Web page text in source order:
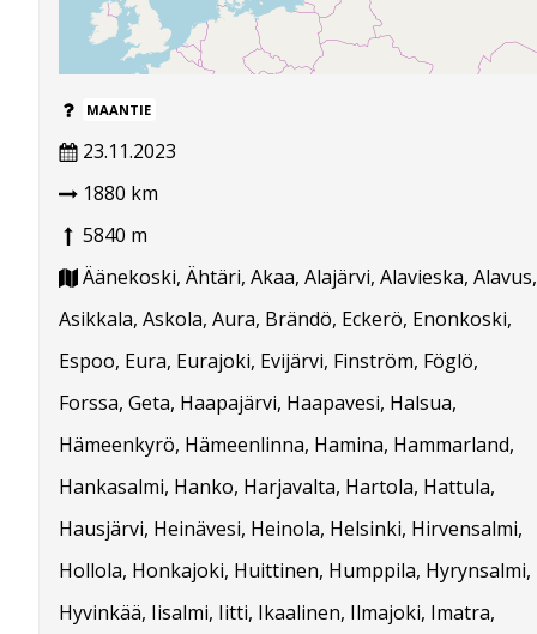
MAANTIE
23.11.2023
1880 km
5840 m
Äänekoski, Ähtäri, Akaa, Alajärvi, Alavieska, Alavus,
Asikkala, Askola, Aura, Brändö, Eckerö, Enonkoski,
Espoo, Eura, Eurajoki, Evijärvi, Finström, Föglö,
Forssa, Geta, Haapajärvi, Haapavesi, Halsua,
Hämeenkyrö, Hämeenlinna, Hamina, Hammarland,
Hankasalmi, Hanko, Harjavalta, Hartola, Hattula,
Hausjärvi, Heinävesi, Heinola, Helsinki, Hirvensalmi,
Hollola, Honkajoki, Huittinen, Humppila, Hyrynsalmi,
Hyvinkää, Iisalmi, Iitti, Ikaalinen, Ilmajoki, Imatra,